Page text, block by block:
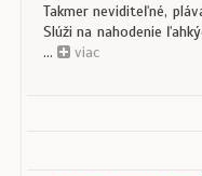
Takmer neviditeľné,
Slúži na nahodenie
...
viac